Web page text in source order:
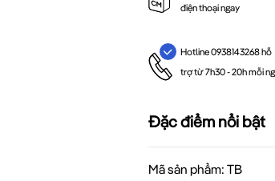
điện thoại ngay
Hotline 0938143268 hỗ
trợ từ 7h30 - 20h mỗi
Đặc điểm nổi bật
Mã sản phẩm: TB